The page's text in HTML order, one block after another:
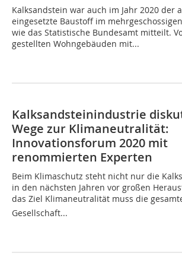
Kalksandstein war auch im Jahr 2020 der
eingesetzte Baustoff im
wie das Statistische Bundesamt mitteilt.
gestellten Wohngebäuden mit...
Kalksandsteinindustrie
Wege zur Klimaneutralität:
Innovationsforum 2020 mit
renommierten Experten
Beim Klimaschutz steht nicht nur die
in den nächsten Jahren vor großen
das Ziel Klimaneutralität muss die
Gesellschaft...